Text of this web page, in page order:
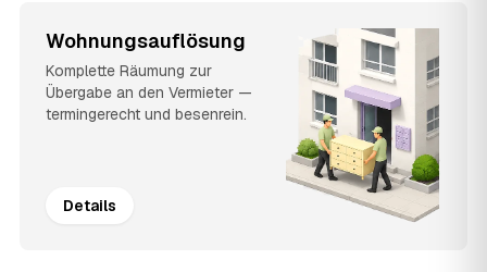
Wohnungsauflösung
Komplette Räumung zur
Übergabe an den Vermieter —
termingerecht und besenrein.
Details